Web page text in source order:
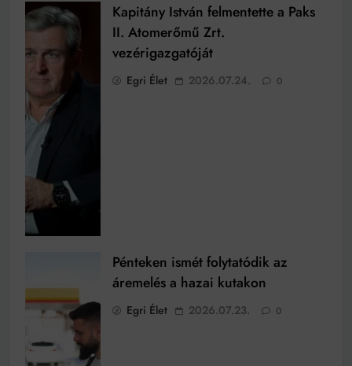
Kapitány István felmentette a Paks
II. Atomerőmű Zrt.
vezérigazgatóját
Egri Élet 2026.07.24. 0
Pénteken ismét folytatódik az
áremelés a hazai kutakon
Egri Élet 2026.07.23. 0